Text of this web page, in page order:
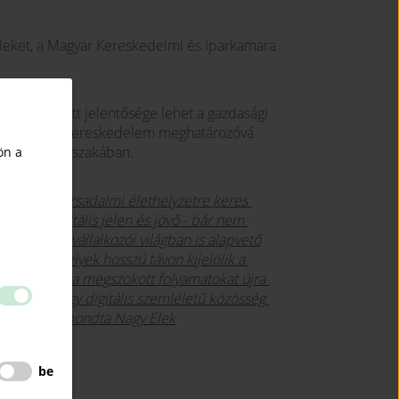
a Magyar Kereskedelmi és Iparkamara
fokozott jelentősége lehet a gazdasági
az e-kereskedelem meghatározóvá
időszakában.
és társadalmi élethelyzetre keres
a digitális jelen és jövő - bár nem
A vállalkozói világban is alapvető
amelyek hosszú távon kijelölik a
miatt a megszokott folyamatokat újra
ebben egy digitális szemléletű közösség
- mondta Nagy Elek
a
be